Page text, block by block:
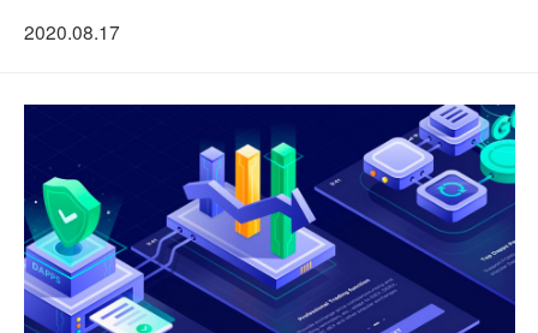
2020.08.17